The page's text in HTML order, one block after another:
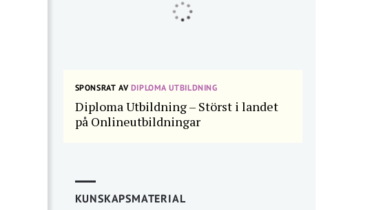
SPONSRAT AVDIPLOMA UTBILDNING
Diploma Utbildning – Störst i landet
på Onlineutbildningar
KUNSKAPSMATERIAL